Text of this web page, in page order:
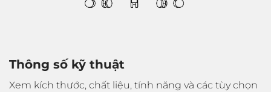
Thông số kỹ thuật
Xem kích thước, chất liệu, tính năng và các tùy chọn